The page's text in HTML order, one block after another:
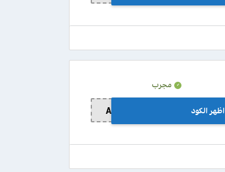
مجرب
A80 اظهر الكود